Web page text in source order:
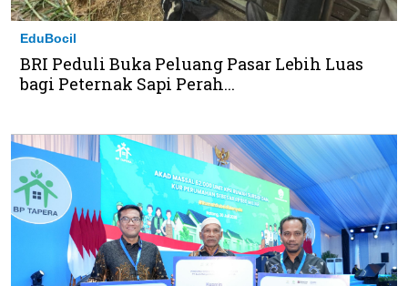
EduBocil
BRI Peduli Buka Peluang Pasar Lebih Luas
bagi Peternak Sapi Perah...